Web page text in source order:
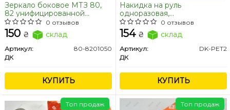
Зеркало боковое МТЗ 80,
82 унифицированной
кабины <ДК>0 отзывов
150 ₴ склад
Артикул:
80-8201050
ДК
КУПИТЬ
Накидка на руль
одноразовая,
полиэтиленовая 50шт./уп.
<ДК>
0 отзывов
154 ₴ склад
Артикул:
DK-PET2
ДК
КУПИТЬ
Топ продаж Топ продаж